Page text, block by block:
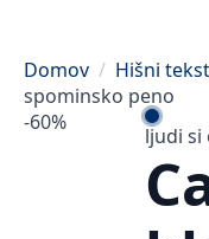
Domov Hišni
spominsko peno
-60%
ljudi si